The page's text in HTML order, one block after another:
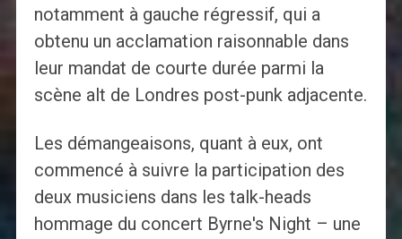
notamment à gauche régressif, qui a
obtenu un acclamation raisonnable dans
leur mandat de courte durée parmi la
scène alt de Londres post-punk adjacente.
Les démangeaisons, quant à eux, ont
commencé à suivre la participation des
deux musiciens dans les talk-heads
hommage du concert Byrne's Night – une